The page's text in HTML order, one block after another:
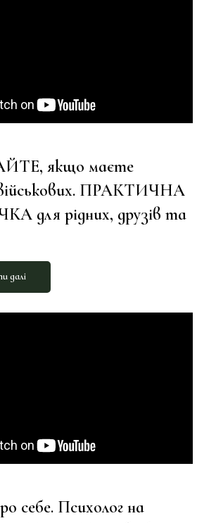
якщо маєте
ПРАКТИЧНА
для рідних, друзів та
далі
себе. Психолог на